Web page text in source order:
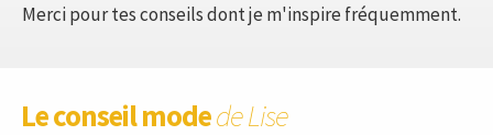
Merci pour tes conseils dont je m'inspire fréquemment.
Le conseil modede Lise